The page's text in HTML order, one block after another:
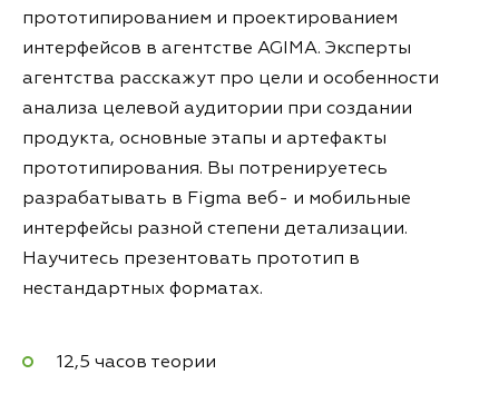
прототипированием и проектированием
интерфейсов в агентстве AGIMA. Эксперты
агентства расскажут про цели и особенности
анализа целевой аудитории при создании
продукта, основные этапы и артефакты
прототипирования. Вы потренируетесь
разрабатывать в Figma веб- и мобильные
интерфейсы разной степени детализации.
Научитесь презентовать прототип в
нестандартных форматах.
12,5 часов теории